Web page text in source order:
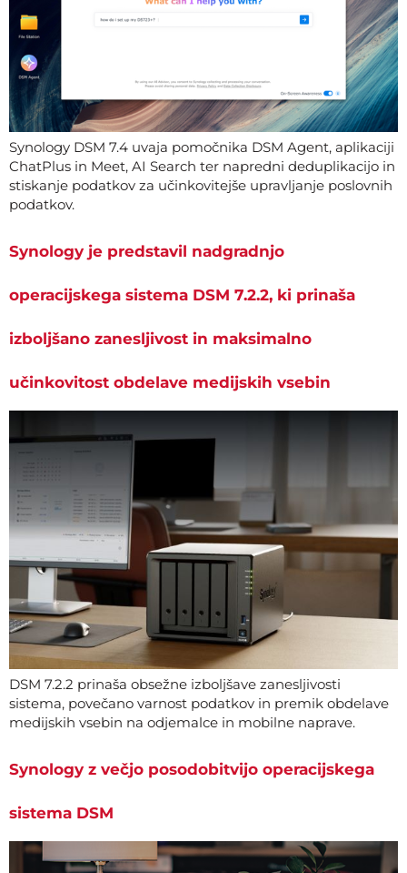
Synology DSM 7.4 uvaja pomočnika DSM Agent, aplikaciji
ChatPlus in Meet, AI Search ter napredni deduplikacijo in
stiskanje podatkov za učinkovitejše upravljanje poslovnih
podatkov.
Synology je predstavil nadgradnjo
operacijskega sistema DSM 7.2.2, ki prinaša
izboljšano zanesljivost in maksimalno
učinkovitost obdelave medijskih vsebin
DSM 7.2.2 prinaša obsežne izboljšave zanesljivosti
sistema, povečano varnost podatkov in premik obdelave
medijskih vsebin na odjemalce in mobilne naprave.
Synology z večjo posodobitvijo operacijskega
sistema DSM